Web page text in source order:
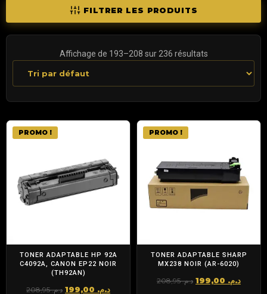
FILTRER LES PRODUITS
Affichage de 193–208 sur 236 résultats
PROMO !
TONER ADAPTABLE HP 92A
C4092A, CANON EP22 NOIR
(TH92AN)
د.م.208,95
Le
د.م.Le
PROMO !
TONER ADAPTABLE SHARP
MX238 NOIR (AR-6020)
د.م.208,95
Le
د.م.Le